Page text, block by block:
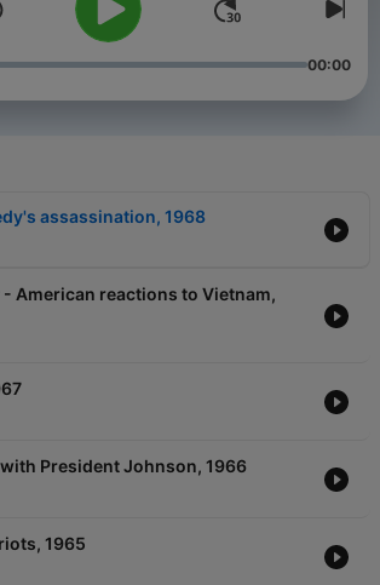
00:00
assassination, 1968
American reactions to Vietnam,
President Johnson, 1966
1965